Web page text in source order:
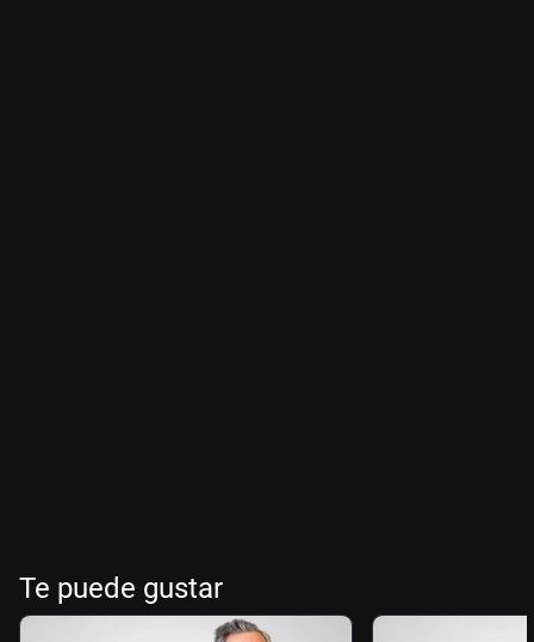
Te puede gustar